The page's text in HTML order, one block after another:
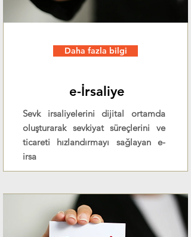
Daha fazla bilgi
e-İrsaliye
Sevk irsaliyelerini dijital ortamda
oluşturarak sevkiyat süreçlerini ve
ticareti hızlandırmayı sağlayan e-
irsa